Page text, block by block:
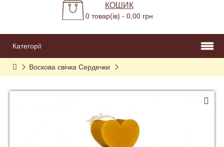
КОШИК
0 товар(ів) - 0,00 грн
Категорії
Воскова свічка Сердечки